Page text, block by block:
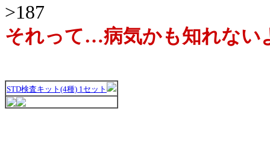
>187
それって…病気かも知れない
STD検査キット(4種) 1セット